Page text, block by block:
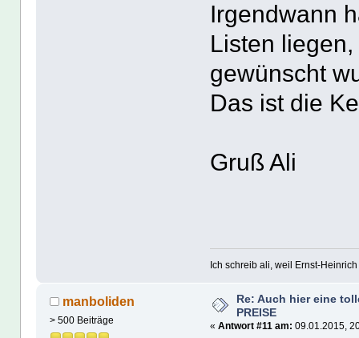
Irgendwann
Listen
gewünscht
Das ist die
Gruß Ali
Ich schreib ali, weil Ernst-
manboliden
> 500 Beiträge
Re: Auch hier eine
PREISE
«Antwort #11 am: 09.01.2015,